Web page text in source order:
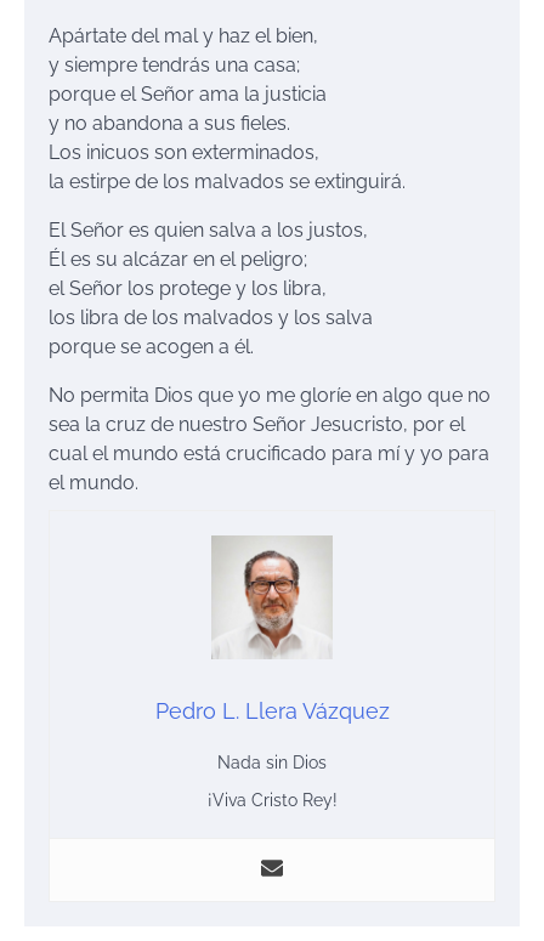
Apártate del mal y haz el bien,
y siempre tendrás una casa;
porque el Señor ama la justicia
y no abandona a sus fieles.
Los inicuos son exterminados,
la estirpe de los malvados se extinguirá.
El Señor es quien salva a los justos,
Él es su alcázar en el peligro;
el Señor los protege y los libra,
los libra de los malvados y los salva
porque se acogen a él.
No permita Dios que yo me gloríe en algo que no
sea la cruz de nuestro Señor Jesucristo, por el
cual el mundo está crucificado para mí y yo para
el mundo.
Pedro L. Llera Vázquez
Nada sin Dios
¡Viva Cristo Rey!